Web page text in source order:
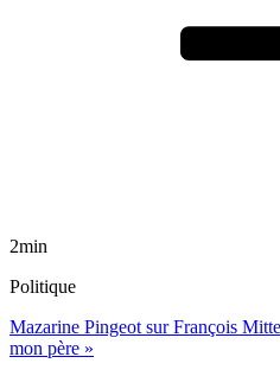
2min
Politique
Mazarine Pingeot sur François
mon père »